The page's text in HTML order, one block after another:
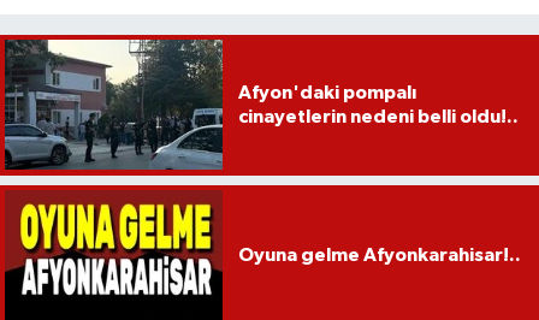
Afyon'daki pompalı
cinayetlerin nedeni belli oldu!..
Oyuna gelme Afyonkarahisar!..